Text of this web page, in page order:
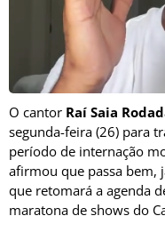
O cantor Raí Saia
segunda-feira (26) para
período de internação
afirmou que passa bem,
que retomará a agenda
maratona de shows do